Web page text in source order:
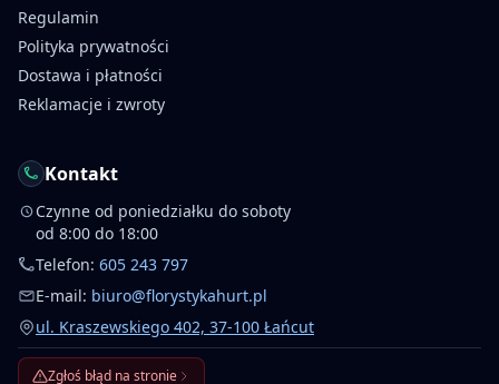
Regulamin
Polityka prywatności
Dostawa i płatności
Reklamacje i zwroty
Kontakt
Czynne od poniedziałku do soboty
od 8:00 do 18:00
Telefon: 605 243 797
E-mail: biuro@florystykahurt.pl
ul. Kraszewskiego 402, 37-100 Łańcut
Zgłoś błąd na stronie